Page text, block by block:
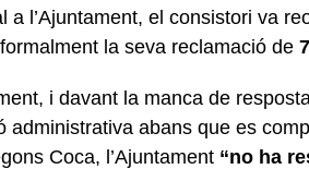
a l’Ajuntament, el consistori va
la seva reclamació de
i davant la manca de
administrativa abans que es
Coca, l’Ajuntament “no ha